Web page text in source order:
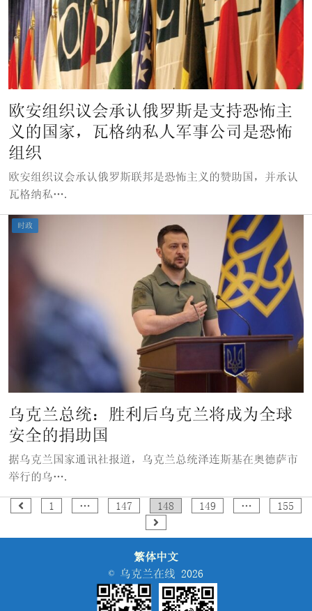
欧安组织议会承认俄罗斯是支持恐怖主
义的国家，瓦格纳私人军事公司是恐怖
组织
欧安组织议会承认俄罗斯联邦是恐怖主义的赞助国，并承认
瓦格纳私….
时政
乌克兰总统：胜利后乌克兰将成为全球
安全的捐助国
据乌克兰国家通讯社报道，乌克兰总统泽连斯基在奥德萨市
举行的乌….
文
1 … 147 148 149 … 155
繁体中文
© 乌克兰在线 2026